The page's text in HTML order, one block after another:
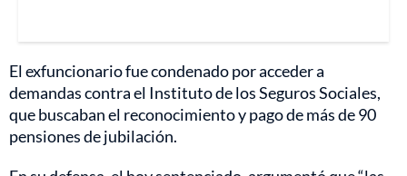
El exfuncionario fue condenado por acceder a
demandas contra el Instituto de los Seguros Sociales,
que buscaban el reconocimiento y pago de más de 90
pensiones de jubilación.